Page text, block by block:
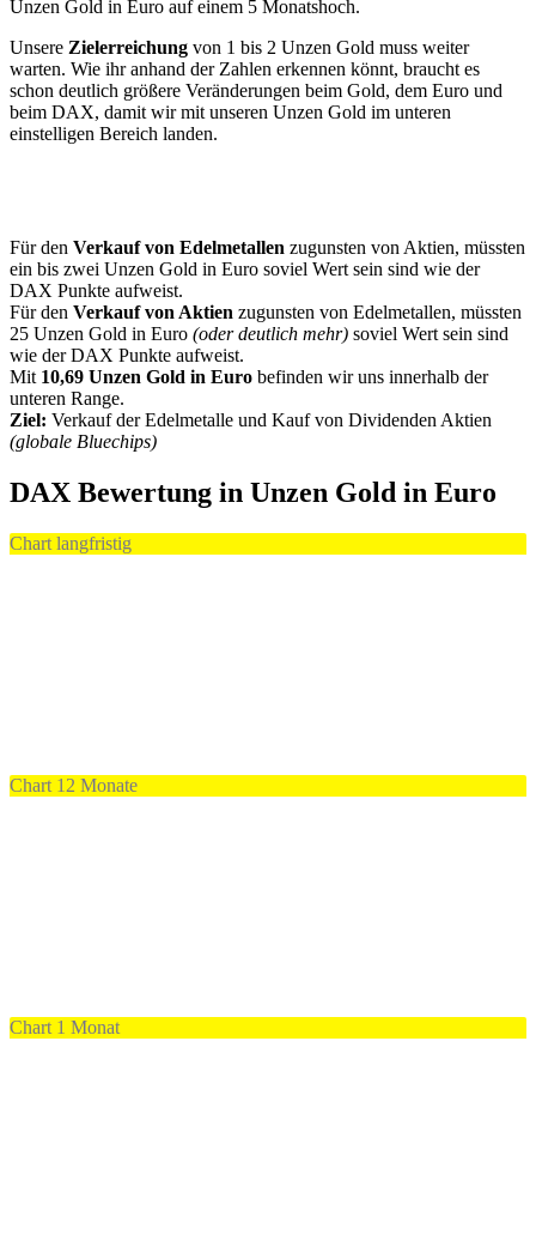
Unzen Gold in Euro auf einem 5 Monatshoch.
Unsere Zielerreichung von 1 bis 2 Unzen Gold muss weiter
warten. Wie ihr anhand der Zahlen erkennen könnt, braucht es
schon deutlich größere Veränderungen beim Gold, dem Euro und
beim DAX, damit wir mit unseren Unzen Gold im unteren
einstelligen Bereich landen.
Für den Verkauf von Edelmetallen zugunsten von Aktien, müssten
ein bis zwei Unzen Gold in Euro soviel Wert sein sind wie der
DAX Punkte aufweist.
Für den Verkauf von Aktien zugunsten von Edelmetallen, müssten
25 Unzen Gold in Euro (oder deutlich mehr) soviel Wert sein sind
wie der DAX Punkte aufweist.
Mit 10,69 Unzen Gold in Euro befinden wir uns innerhalb der
unteren Range.
Ziel: Verkauf der Edelmetalle und Kauf von Dividenden Aktien
(globale Bluechips)
DAX Bewertung in Unzen Gold in Euro
Chart langfristig
Chart 12 Monate
Chart 1 Monat